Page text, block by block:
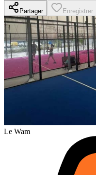
Partager Enregistrer
Le Wam